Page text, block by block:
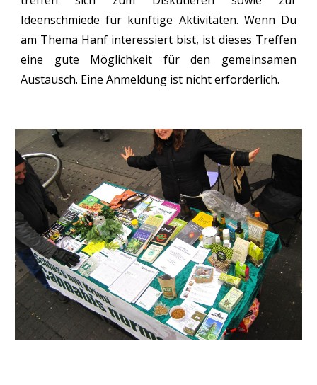
Ideenschmiede für künftige Aktivitäten. Wenn Du
am Thema Hanf interessiert bist, ist dieses Treffen
eine gute Möglichkeit für den gemeinsamen
Austausch. Eine Anmeldung ist nicht erforderlich.